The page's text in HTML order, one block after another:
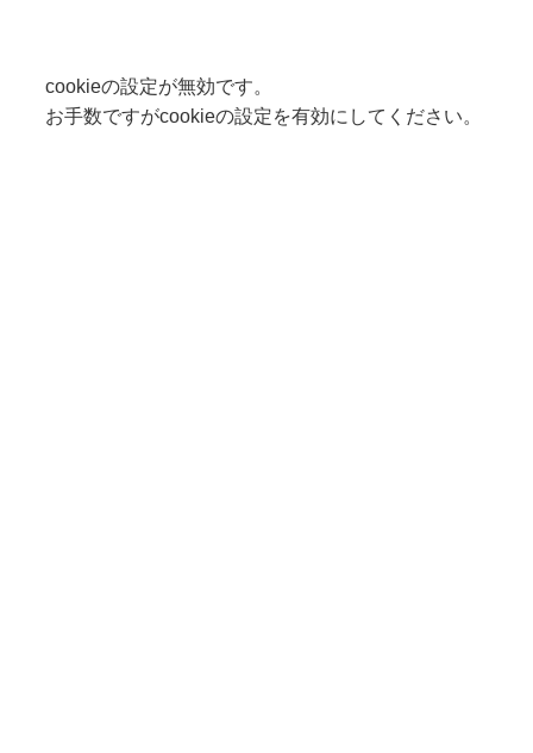
cookieの設定が無効です。
お手数ですがcookieの設定を有効にしてください。